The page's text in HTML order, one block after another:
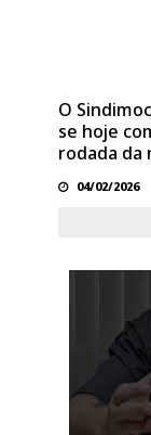
O
se hoje
rodada da
04/02/2026